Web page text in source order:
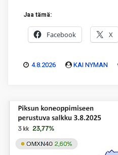
Jaa tämä:
Facebook X
4.8.2026 KAI NYMAN